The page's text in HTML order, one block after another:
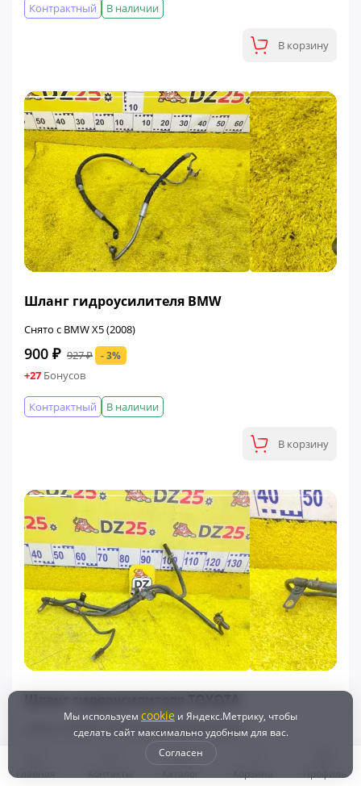
В наличии
Контрактный
В корзину
Шланг гидроусилителя BMW
Снято с BMW X5 (2008)
900 ₽ 927 ₽ - 3%
+27 Бонусов
В наличии
Контрактный
В корзину
Снято с TOYOTA LAND CRUISER PRADO (2002)
ВСЕ ЗАПЧАСТИ СНЯТЫ С АВТО НА ПОСЛЕДЕМ ФОТО АВТО БЕЗ
Мы используем cookie и Яндекс.Метрику, чтобы
сделать сайт максимально удобным для вас.
Согласен